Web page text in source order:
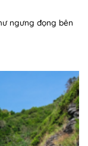
ngưng đọng bên